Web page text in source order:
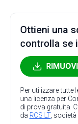
Ottieni una
controlla se
Per utilizzare tutte
una licenza per
di prova gratuita.
da RCS LT, società